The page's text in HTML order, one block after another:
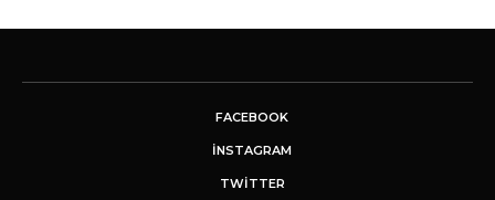
FACEBOOK
INSTAGRAM
TWITTER